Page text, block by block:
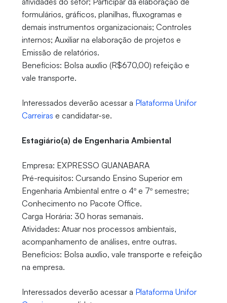
formulários, gráficos, planilhas, fluxogramas e
demais instrumentos organizacionais; Controles
internos; Auxiliar na elaboração de projetos e
Emissão de relatórios.
Benefícios: Bolsa auxílio (R$670,00) refeição e
vale transporte.
Interessados deverão acessar a Plataforma Unifor
Carreiras e candidatar-se.
Estagiário(a) de Engenharia Ambiental
Empresa: EXPRESSO GUANABARA
Pré-requisitos: Cursando Ensino Superior em
Engenharia Ambiental entre o 4º e 7º semestre;
Conhecimento no Pacote Office.
Carga Horária: 30 horas semanais.
Atividades: Atuar nos processos ambientais,
acompanhamento de análises, entre outras.
Benefícios: Bolsa auxílio, vale transporte e refeição
na empresa.
Interessados deverão acessar a Plataforma Unifor